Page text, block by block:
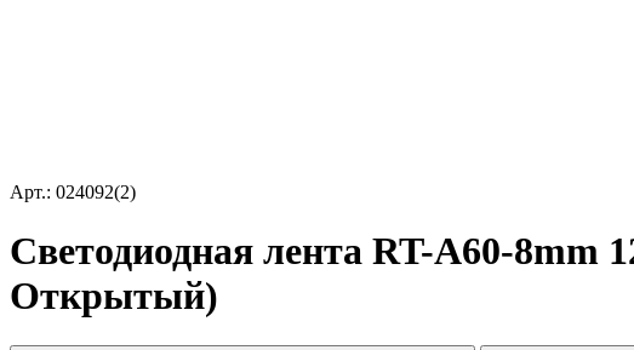
Арт.: 024092(2)
Светодиодная лента RT-A60-8mm
Открытый)